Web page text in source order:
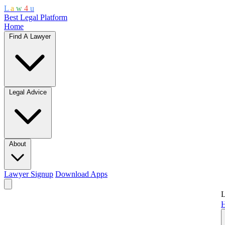
L a w 4 u
Best Legal Platform
Home
Find A Lawyer
Legal Advice
About
Lawyer Signup Download Apps